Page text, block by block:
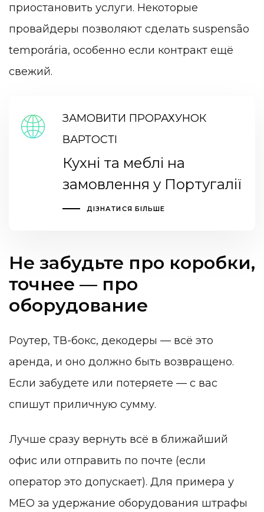
приостановить услуги. Некоторые
провайдеры позволяют сделать suspensão
temporária, особенно если контракт ещё
свежий.
ЗАМОВИТИ ПРОРАХУНОК
ВАРТОСТІ
Кухні та меблі на
замовлення у Португалії
ДІЗНАТИСЯ БІЛЬШЕ
Не забудьте про коробки,
точнее — про
оборудование
Роутер, ТВ-бокс, декодеры — всё это
аренда, и оно должно быть возвращено.
Если забудете или потеряете — с вас
спишут приличную сумму.
Лучше сразу вернуть всё в ближайший
офис или отправить по почте (если
оператор это допускает). Для примера у
MEO за удержание оборудования штрафы